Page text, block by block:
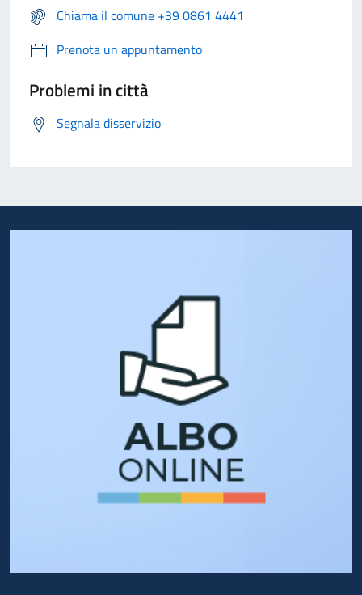
Chiama il comune +39 0861 4441
Prenota un appuntamento
Problemi in città
Segnala disservizio